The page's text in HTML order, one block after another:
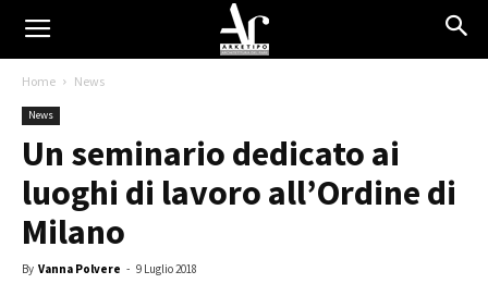
Home News
News
Un seminario dedicato ai
luoghi di lavoro all’Ordine di
Milano
By Vanna Polvere - 9 Luglio 2018